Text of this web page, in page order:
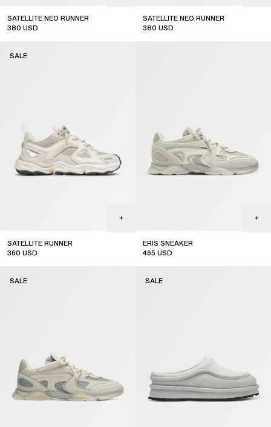
SATELLITE NEO RUNNER
380 USD
SATELLITE NEO RUNNER
380 USD
SATELLITE RUNNER
360 USD
SALE
ERIS SNEAKER
465 USD
SALE SALE